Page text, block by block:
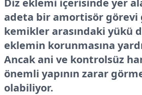
Diz eklemi içerisinde yer
adeta bir amortisör görevi
kemikler arasındaki yükü
eklemin korunmasına
Ancak ani ve kontrolsüz
önemli yapının zarar
olabiliyor.